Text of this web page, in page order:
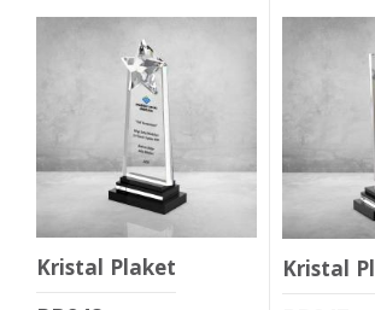
Kristal Plaket Kristal